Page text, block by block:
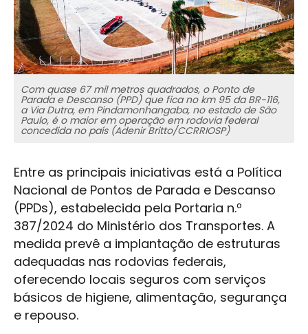
Com quase 67 mil metros quadrados, o Ponto de
Parada e Descanso (PPD) que fica no km 95 da BR-116,
a Via Dutra, em Pindamonhangaba, no estado de São
Paulo, é o maior em operação em rodovia federal
concedida no país (Adenir Britto/CCRRIOSP)
Entre as principais iniciativas está a Política
Nacional de Pontos de Parada e Descanso
(PPDs), estabelecida pela Portaria n.º
387/2024 do Ministério dos Transportes. A
medida prevê a implantação de estruturas
adequadas nas rodovias federais,
oferecendo locais seguros com serviços
básicos de higiene, alimentação, segurança
e repouso.